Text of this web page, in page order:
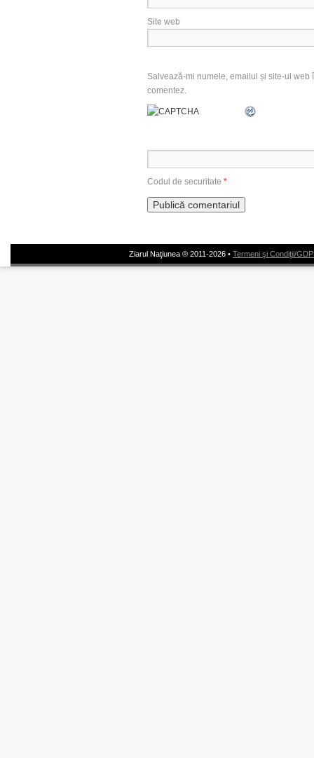
Site web
Salvează-mi numele, emailul și site-ul
comentez.
Codul de securitate *
Ziarul Naţiunea ® 2011-2026 • Termeni şi Condiţii/